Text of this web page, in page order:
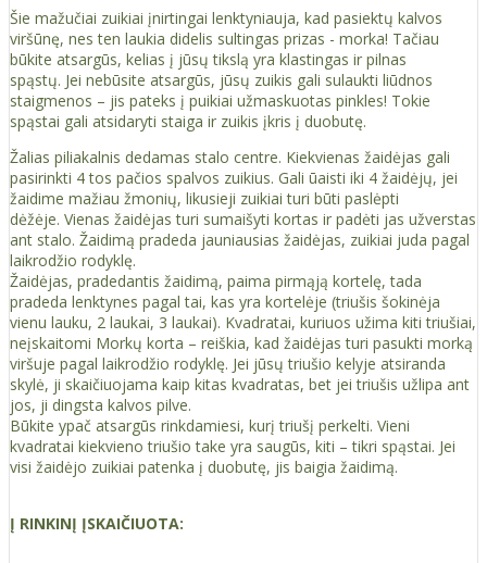
Šie mažučiai zuikiai įnirtingai lenktyniauja, kad pasiektų kalvos
viršūnę, nes ten laukia didelis sultingas prizas - morka! Tačiau
būkite atsargūs, kelias į jūsų tikslą yra klastingas ir pilnas
spąstų. Jei nebūsite atsargūs, jūsų zuikis gali sulaukti liūdnos
staigmenos – jis pateks į puikiai užmaskuotas pinkles! Tokie
spąstai gali atsidaryti staiga ir zuikis įkris į duobutę.
Žalias piliakalnis dedamas stalo centre. Kiekvienas žaidėjas gali
pasirinkti 4 tos pačios spalvos zuikius. Gali ūaisti iki 4 žaidėjų, jei
žaidime mažiau žmonių, likusieji zuikiai turi būti paslėpti
dėžėje. Vienas žaidėjas turi sumaišyti kortas ir padėti jas užverstas
ant stalo. Žaidimą pradeda jauniausias žaidėjas, zuikiai juda pagal
laikrodžio rodyklę.
Žaidėjas, pradedantis žaidimą, paima pirmąją kortelę, tada
pradeda lenktynes ​​pagal tai, kas yra kortelėje (triušis šokinėja
vienu lauku, 2 laukai, 3 laukai). Kvadratai, kuriuos užima kiti triušiai,
neįskaitomi Morkų korta – reiškia, kad žaidėjas turi pasukti morką
viršuje pagal laikrodžio rodyklę. Jei jūsų triušio kelyje atsiranda
skylė, ji skaičiuojama kaip kitas kvadratas, bet jei triušis užlipa ant
jos, ji dingsta kalvos pilve.
Būkite ypač atsargūs rinkdamiesi, kurį triušį perkelti. Vieni
kvadratai kiekvieno triušio take yra saugūs, kiti – tikri spąstai. Jei
visi žaidėjo zuikiai patenka į duobutę, jis baigia žaidimą.
Į RINKINĮ ĮSKAIČIUOTA: